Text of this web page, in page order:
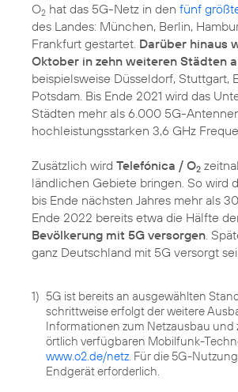
O2 hat das 5G-Netz in den fünf
des Landes: München, Berlin,
Frankfurt gestartet. Darüber hinaus
Oktober in zehn weiteren Städten
beispielsweise Düsseldorf, Stuttgart,
Potsdam. Bis Ende 2021 wird das
Städten mehr als 6.000 5G-
hochleistungsstarken 3,6 GHz
Zusätzlich wird Telefónica / O2
ländlichen Gebiete bringen. So wird
bis Ende nächsten Jahres mehr als
Ende 2022 bereits etwa die Hälfte
Bevölkerung mit 5G versorgen.
ganz Deutschland mit 5G versorgt
1) 5G ist bereits an ausgewählten
schrittweise erfolgt der weitere
Informationen zum Netzausbau und
örtlich verfügbaren Mobilfunk-
www.o2.de/netz. Für die 5G-
Endgerät erforderlich.